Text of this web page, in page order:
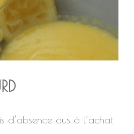
d’absence dus à l’achat